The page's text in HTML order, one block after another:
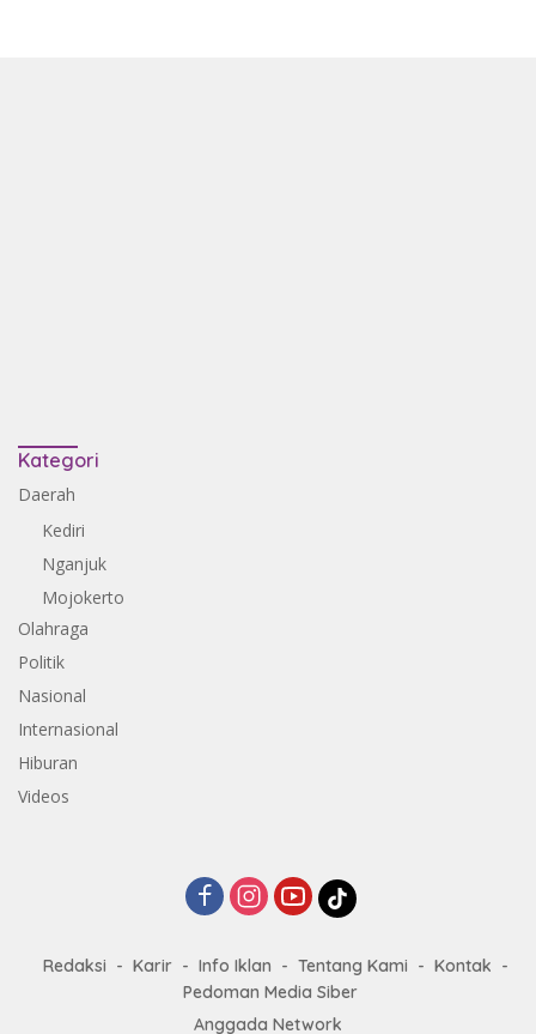
Kategori
Daerah
Kediri
Nganjuk
Mojokerto
Olahraga
Politik
Nasional
Internasional
Hiburan
Videos
Redaksi Karir Info Iklan Tentang Kami
Kontak
Pedoman Media Siber
Anggada Network